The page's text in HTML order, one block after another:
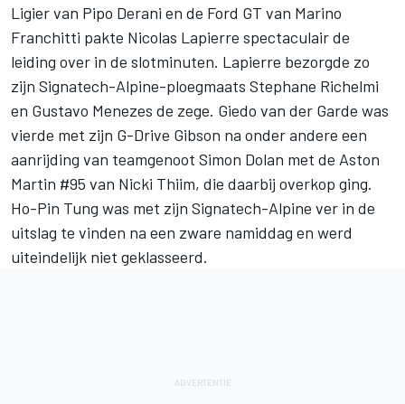
Ligier van Pipo Derani en de Ford GT van Marino
Franchitti pakte Nicolas Lapierre spectaculair de
leiding over in de slotminuten. Lapierre bezorgde zo
zijn Signatech-Alpine-ploegmaats Stephane Richelmi
en Gustavo Menezes de zege. Giedo van der Garde was
vierde met zijn G-Drive Gibson na onder andere een
aanrijding van teamgenoot Simon Dolan met de Aston
Martin #95 van Nicki Thiim, die daarbij overkop ging.
Ho-Pin Tung was met zijn Signatech-Alpine ver in de
uitslag te vinden na een zware namiddag en werd
uiteindelijk niet geklasseerd.